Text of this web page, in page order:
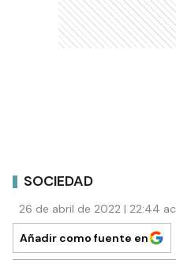
SOCIEDAD
26 de abril de 2022 | 22:44
Añadir como fuente en